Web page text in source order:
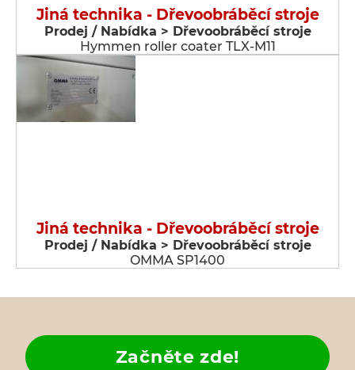
Jiná technika - Dřevoobráběcí stroje
Prodej / Nabídka > Dřevoobráběcí stroje
Hymmen roller coater TLX-M11
Jiná technika - Dřevoobráběcí stroje
Prodej / Nabídka > Dřevoobráběcí stroje
OMMA SP1400
Začněte zde!